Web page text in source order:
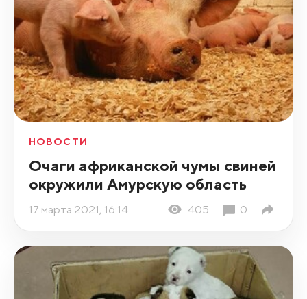
НОВОСТИ
Очаги африканской чумы свиней
окружили Амурскую область
17 марта 2021, 16:14 405 0